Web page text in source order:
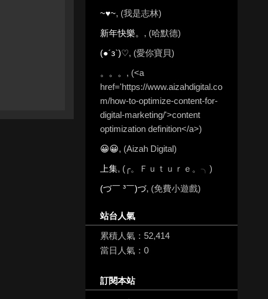
~♥~, (我是志林)
新年快樂。 , (哈默德)
(●´з`)♡, (愛你寶貝)
。。。 , (<a
href='https://www.aizahdigital.co
m/how-to-optimize-content-for-
digital-marketing/'>content
optimization definition</a>)
😀😀, (Aizah Digital)
上集, (╭。Ｆｕｔｕｒｅ。╮)
(づ￣ ³￣)づ, (免費小遊戲)
站台人氣
累積人氣： 52,414
當日人氣： 0
訂閱本站